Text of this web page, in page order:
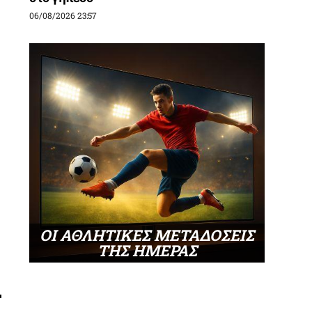
06/08/2026 23:57
ΟΙ ΑΘΛΗΤΙΚΕΣ ΜΕΤΑΔΟΣΕΙΣ
ΤΗΣ ΗΜΕΡΑΣ